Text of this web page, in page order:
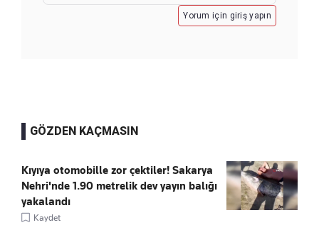
Yorum için giriş yapın
GÖZDEN KAÇMASIN
Kıyıya otomobille zor çektiler! Sakarya
Nehri'nde 1.90 metrelik dev yayın balığı
yakalandı
Kaydet